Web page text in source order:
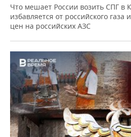
Что мешает России возить СПГ в
избавляется от российского газа
цен на российских АЗС